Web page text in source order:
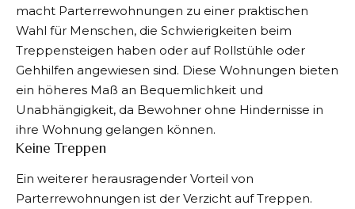
macht Parterrewohnungen zu einer praktischen
Wahl für Menschen, die Schwierigkeiten beim
Treppensteigen haben oder auf Rollstühle oder
Gehhilfen angewiesen sind. Diese Wohnungen bieten
ein höheres Maß an Bequemlichkeit und
Unabhängigkeit, da Bewohner ohne Hindernisse in
ihre Wohnung gelangen können.
Keine Treppen
Ein weiterer herausragender Vorteil von
Parterrewohnungen ist der Verzicht auf Treppen.